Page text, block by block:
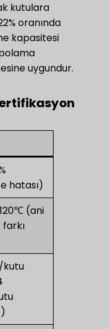
kutulara
oranında
kapasitesi
uygundur.
hatası)
(ani
farkı
kutu